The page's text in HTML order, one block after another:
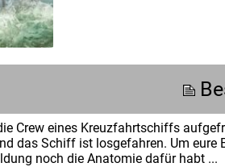
Crew eines Kreuzfahrtschiffs
das Schiff ist losgefahren. Um eure
noch die Anatomie dafür habt ...